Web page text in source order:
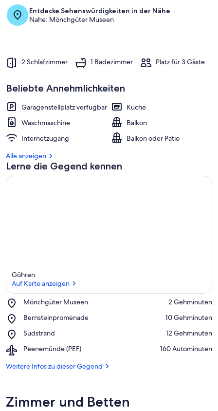
Entdecke Sehenswürdigkeiten in der Nähe
Nahe: Mönchgüter Museen
2 Schlafzimmer 1 Badezimmer Platz für 3 Gäste
Beliebte Annehmlichkeiten
Garagenstellplatz verfügbar
Küche
Waschmaschine
Balkon
Internetzugang
Balkon oder Patio
Alle anzeigen
Lerne die Gegend kennen
Göhren
Auf Karte anzeigen
Mönchgüter Museen
Place,
Museen
‪2 Gehminuten‬
Bernsteinpromenade
Place,
‪10 Gehminuten‬
Südstrand
Place,
‪12 Gehminuten‬
Peenemünde (PEF)
Airport,
(PEF)
‪160 Autominuten‬
Weitere Infos zu dieser Gegend
Zimmer und Betten